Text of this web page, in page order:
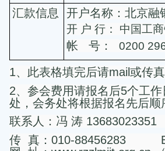
汇款信息
开户名称：北京融
开 户 行： 中国工
帐 号： 0200
1、此表格填完后请mail 或传
2、参会费用请报名后5个工作
处，会务处将根据报名先后顺
联系人：冯 涛 13683023351
传 真： 010-88456283